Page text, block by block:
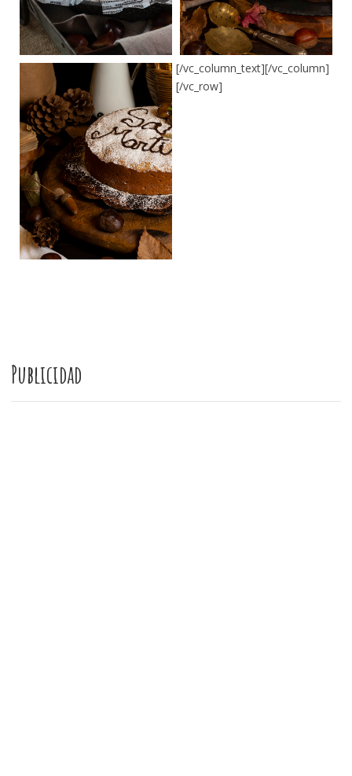
[/vc_column_text][/vc_column]
[/vc_row]
Publicidad